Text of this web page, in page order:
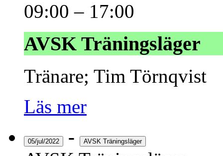
09:00– 17:00
AVSK Träningsläger
Tränare; Tim Törnqvist
Läs mer
05/jul/2022 - AVSK Träningsläger